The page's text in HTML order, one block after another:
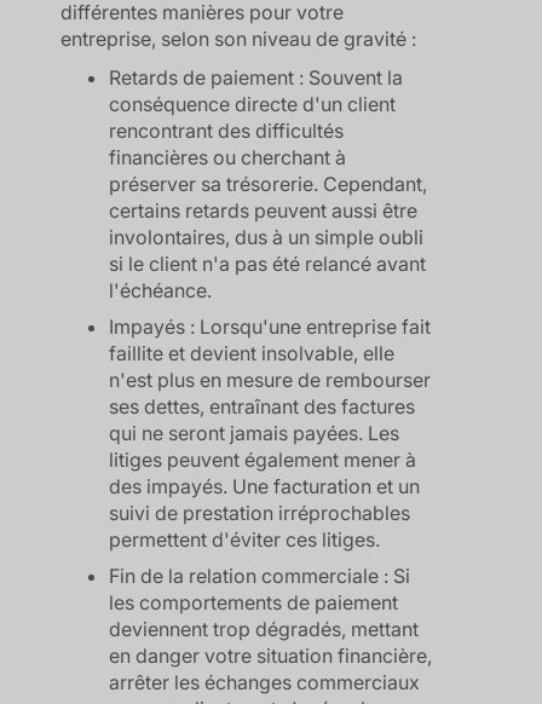
différentes manières pour votre
entreprise, selon son niveau de gravité :
Retards de paiement : Souvent la
conséquence directe d'un client
rencontrant des difficultés
financières ou cherchant à
préserver sa trésorerie. Cependant,
certains retards peuvent aussi être
involontaires, dus à un simple oubli
si le client n'a pas été relancé avant
l'échéance.
Impayés : Lorsqu'une entreprise fait
faillite et devient insolvable, elle
n'est plus en mesure de rembourser
ses dettes, entraînant des factures
qui ne seront jamais payées. Les
litiges peuvent également mener à
des impayés. Une facturation et un
suivi de prestation irréprochables
permettent d'éviter ces litiges.
Fin de la relation commerciale : Si
les comportements de paiement
deviennent trop dégradés, mettant
en danger votre situation financière,
arrêter les échanges commerciaux